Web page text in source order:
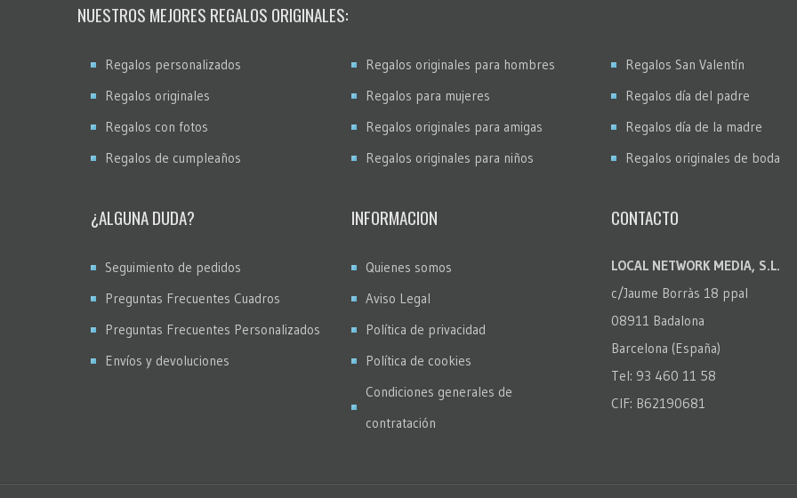
NUESTROS MEJORES REGALOS ORIGINALES:
Regalos personalizados
Regalos originales
Regalos con fotos
Regalos de cumpleaños
Regalos originales para hombres
Regalos para mujeres
Regalos originales para amigas
Regalos originales para niños
Regalos San Valentín
Regalos día del padre
Regalos día de la madre
Regalos originales de boda
¿ALGUNA DUDA?
Seguimiento de pedidos
Preguntas Frecuentes Cuadros
Preguntas Frecuentes Personalizados
Envíos y devoluciones
INFORMACION
Quienes somos
Aviso Legal
Política de privacidad
Política de cookies
Condiciones generales de
contratación
CONTACTO
LOCAL NETWORK MEDIA, S.L.
c/Jaume Borràs 18 ppal
08911 Badalona
Barcelona (España)
Tel: 93 460 11 58
CIF: B62190681